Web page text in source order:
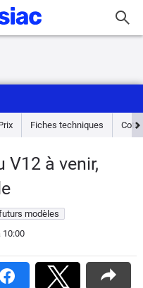
Fiches techniques Cote
V12 à venir,
modèles
10:00